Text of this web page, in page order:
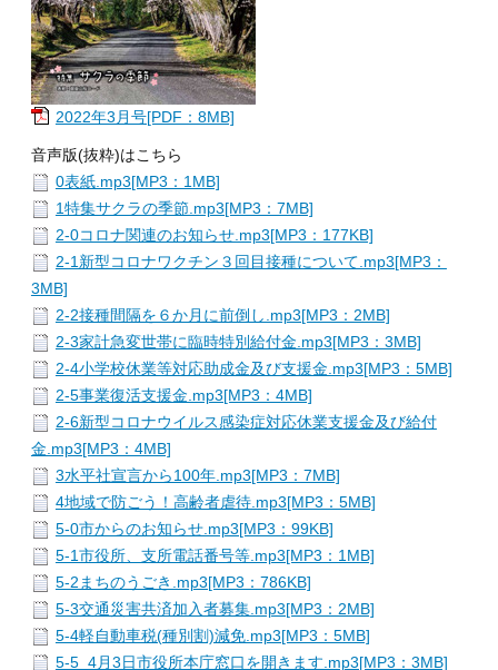
2022年3月号[PDF：8MB]
音声版(抜粋)はこちら
0表紙.mp3[MP3：1MB]
1特集サクラの季節.mp3[MP3：7MB]
2-0コロナ関連のお知らせ.mp3[MP3：177KB]
2-1新型コロナワクチン３回目接種について.mp3[MP3：
3MB]
2-2接種間隔を６か月に前倒し.mp3[MP3：2MB]
2-3家計急変世帯に臨時特別給付金.mp3[MP3：3MB]
2-4小学校休業等対応助成金及び支援金.mp3[MP3：5MB]
2-5事業復活支援金.mp3[MP3：4MB]
2-6新型コロナウイルス感染症対応休業支援金及び給付
金.mp3[MP3：4MB]
3水平社宣言から100年.mp3[MP3：7MB]
4地域で防ごう！高齢者虐待.mp3[MP3：5MB]
5-0市からのお知らせ.mp3[MP3：99KB]
5-1市役所、支所電話番号等.mp3[MP3：1MB]
5-2まちのうごき.mp3[MP3：786KB]
5-3交通災害共済加入者募集.mp3[MP3：2MB]
5-4軽自動車税(種別割)減免.mp3[MP3：5MB]
5-5_4月3日市役所本庁窓口を開きます.mp3[MP3：3MB]